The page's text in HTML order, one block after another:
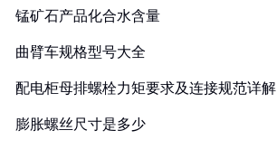
锰矿石产品化合水含量
曲臂车规格型号大全
配电柜母排螺栓力矩要求及连接规范详解
膨胀螺丝尺寸是多少